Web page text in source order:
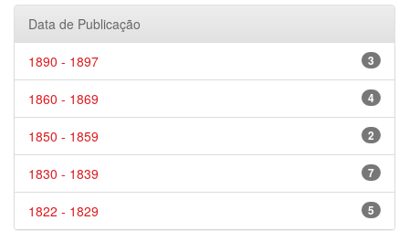
Data de Publicação
3
1890 - 1897
4
1860 - 1869
2
1850 - 1859
7
1830 - 1839
5
1822 - 1829